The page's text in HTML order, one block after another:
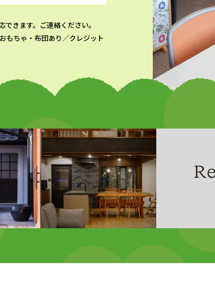
きます。ご連絡ください。
もちゃ・布団あり／クレジット